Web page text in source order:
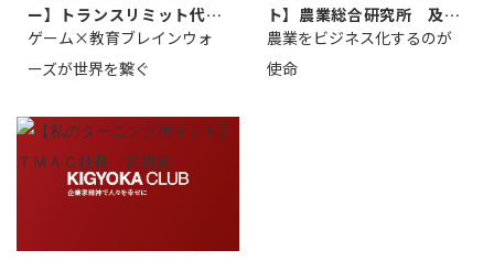
ー】トランスリミット代表
取締役社長 ...
ゲーム×教育ブレインウォ
ーズが世界を繋ぐ
ト】農業総合研究所 及川
智正
農業をビジネス化するのが
使命